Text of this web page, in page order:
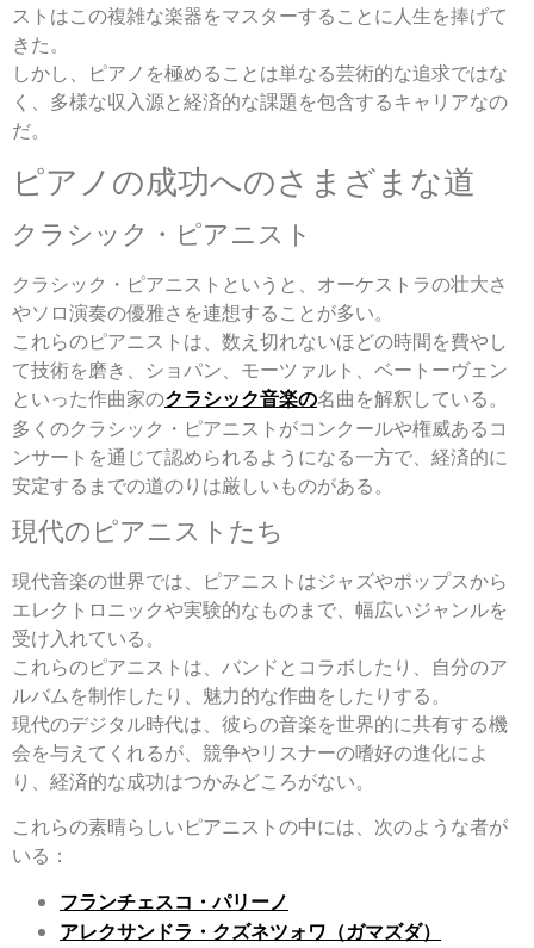
ストはこの複雑な楽器をマスターすることに人生を捧げて
きた。
しかし、ピアノを極めることは単なる芸術的な追求ではな
く、多様な収入源と経済的な課題を包含するキャリアなの
だ。
ピアノの成功へのさまざまな道
クラシック・ピアニスト
クラシック・ピアニストというと、オーケストラの壮大さ
やソロ演奏の優雅さを連想することが多い。
これらのピアニストは、数え切れないほどの時間を費やし
て技術を磨き、ショパン、モーツァルト、ベートーヴェン
といった作曲家のクラシック音楽の名曲を解釈している。
多くのクラシック・ピアニストがコンクールや権威あるコ
ンサートを通じて認められるようになる一方で、経済的に
安定するまでの道のりは厳しいものがある。
現代のピアニストたち
現代音楽の世界では、ピアニストはジャズやポップスから
エレクトロニックや実験的なものまで、幅広いジャンルを
受け入れている。
これらのピアニストは、バンドとコラボしたり、自分のア
ルバムを制作したり、魅力的な作曲をしたりする。
現代のデジタル時代は、彼らの音楽を世界的に共有する機
会を与えてくれるが、競争やリスナーの嗜好の進化によ
り、経済的な成功はつかみどころがない。
これらの素晴らしいピアニストの中には、次のような者が
いる：
フランチェスコ・パリーノ
アレクサンドラ・クズネツォワ（ガマズダ）